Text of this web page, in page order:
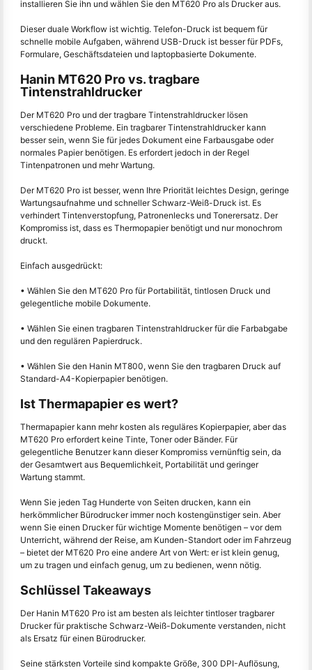
installieren Sie ihn und wählen Sie den MT620 Pro als Drucker aus.
Dieser duale Workflow ist wichtig. Telefon-Druck ist bequem für
schnelle mobile Aufgaben, während USB-Druck ist besser für PDFs,
Formulare, Geschäftsdateien und laptopbasierte Dokumente.
Hanin MT620 Pro vs. tragbare
Tintenstrahldrucker
Der MT620 Pro und der tragbare Tintenstrahldrucker lösen
verschiedene Probleme. Ein tragbarer Tintenstrahldrucker kann
besser sein, wenn Sie für jedes Dokument eine Farbausgabe oder
normales Papier benötigen. Es erfordert jedoch in der Regel
Tintenpatronen und mehr Wartung.
Der MT620 Pro ist besser, wenn Ihre Priorität leichtes Design, geringe
Wartungsaufnahme und schneller Schwarz-Weiß-Druck ist. Es
verhindert Tintenverstopfung, Patronenlecks und Tonerersatz. Der
Kompromiss ist, dass es Thermopapier benötigt und nur monochrom
druckt.
Einfach ausgedrückt:
• Wählen Sie den MT620 Pro für Portabilität, tintlosen Druck und
gelegentliche mobile Dokumente.
• Wählen Sie einen tragbaren Tintenstrahldrucker für die Farbabgabe
und den regulären Papierdruck.
• Wählen Sie den Hanin MT800, wenn Sie den tragbaren Druck auf
Standard-A4-Kopierpapier benötigen.
Ist Thermapapier es wert?
Thermapapier kann mehr kosten als reguläres Kopierpapier, aber das
MT620 Pro erfordert keine Tinte, Toner oder Bänder. Für
gelegentliche Benutzer kann dieser Kompromiss vernünftig sein, da
der Gesamtwert aus Bequemlichkeit, Portabilität und geringer
Wartung stammt.
Wenn Sie jeden Tag Hunderte von Seiten drucken, kann ein
herkömmlicher Bürodrucker immer noch kostengünstiger sein. Aber
wenn Sie einen Drucker für wichtige Momente benötigen – vor dem
Unterricht, während der Reise, am Kunden-Standort oder im Fahrzeug
– bietet der MT620 Pro eine andere Art von Wert: er ist klein genug,
um zu tragen und einfach genug, um zu bedienen, wenn nötig.
Schlüssel Takeaways
Der Hanin MT620 Pro ist am besten als leichter tintloser tragbarer
Drucker für praktische Schwarz-Weiß-Dokumente verstanden, nicht
als Ersatz für einen Bürodrucker.
Seine stärksten Vorteile sind kompakte Größe, 300 DPI-Auflösung,